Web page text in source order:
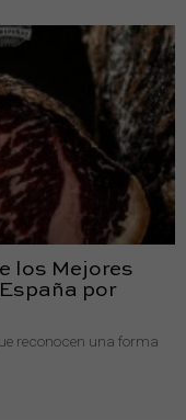
los Mejores
por
reconocen una forma